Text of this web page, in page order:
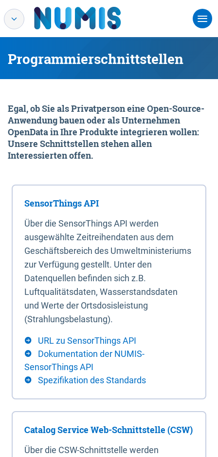
Programmierschnittstellen
Egal, ob Sie als Privatperson eine Open-Source-
Anwendung bauen oder als Unternehmen
OpenData in Ihre Produkte integrieren wollen:
Unsere Schnittstellen stehen allen
Interessierten offen.
SensorThings API
Über die SensorThings API werden
ausgewählte Zeitreihendaten aus dem
Geschäftsbereich des Umweltministeriums
zur Verfügung gestellt. Unter den
Datenquellen befinden sich z.B.
Luftqualitätsdaten, Wasserstandsdaten
und Werte der Ortsdosisleistung
(Strahlungsbelastung).
URL zu SensorThings API
Dokumentation der NUMIS-
SensorThings API
Spezifikation des Standards
Catalog Service Web-Schnittstelle (CSW)
Über die CSW-Schnittstelle werden